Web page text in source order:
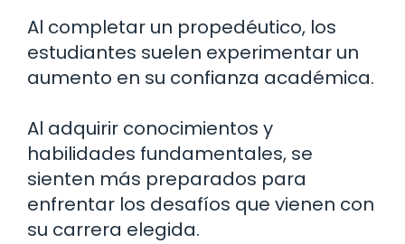
Al completar un propedéutico, los
estudiantes suelen experimentar un
aumento en su confianza académica.
Al adquirir conocimientos y
habilidades fundamentales, se
sienten más preparados para
enfrentar los desafíos que vienen con
su carrera elegida.